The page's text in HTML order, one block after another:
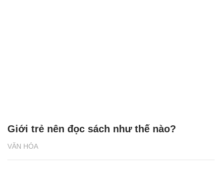
VĂN HÓA
Giới trẻ nên đọc sách như thế nào?